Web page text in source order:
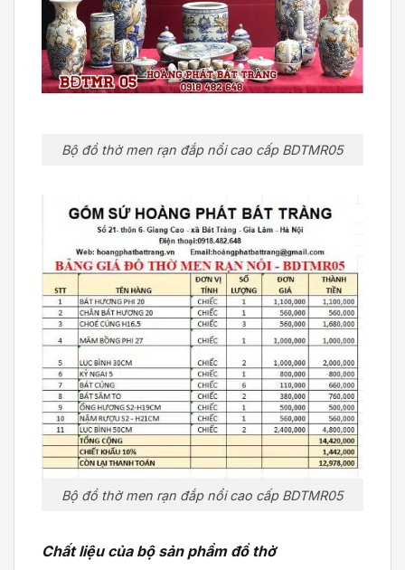
Bộ đồ thờ men rạn đắp nổi cao cấp BDTMR05
Bộ đồ thờ men rạn đắp nổi cao cấp BDTMR05
Chất liệu của bộ sản phẩm đồ thờ